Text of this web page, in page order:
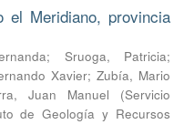
el Meridiano, provincia
; Sruoga, Patricia;
Xavier;Zubía, Mario
Juan Manuel (Servicio
de Geología y Recursos